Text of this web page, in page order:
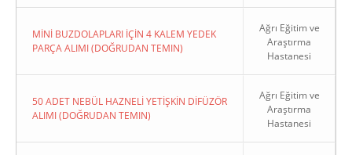
MİNİ BUZDOLAPLARI İÇİN 4 KALEM YEDEK
PARÇA ALIMI (DOĞRUDAN TEMIN)
Ağrı Eğitim ve
Araştırma
Hastanesi
50 ADET NEBÜL HAZNELİ YETİŞKİN DİFÜZÖR
ALIMI (DOĞRUDAN TEMIN)
Ağrı Eğitim ve
Araştırma
Hastanesi